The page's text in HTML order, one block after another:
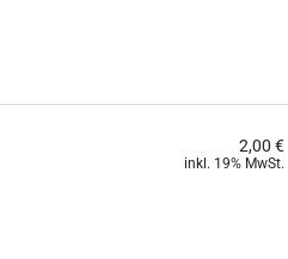
2,00 €
inkl. 19% MwSt.